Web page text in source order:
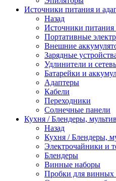
Источники питания и
Назад
Источники
Портативные
Внешние
Зарядные
Удлинители и
Батарейки и
Адаптеры
Кабели
Переходники
Солнечные панели
Кухня / Блендеры,
Назад
Кухня / Блендеры,
Электрочайники и
Блендеры
Винные наборы
Пробки для винных